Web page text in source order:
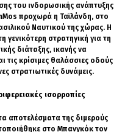
του ινδορωσικής ανάπτυξης
προχωρά η Ταϊλάνδη, στο
Ναυτικού της χώρας. Η
γενικότερη στρατηγική για τη
διάταξης, ικανής να
τις κρίσιμες θαλάσσιες οδούς
στρατιωτικές δυνάμεις.
ισορροπίες
αποτελέσματα της διμερούς
στο Μπανγκόκ τον